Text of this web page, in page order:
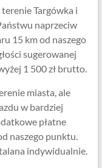
Targówka i
naprzeciw
15 km od naszego
sugerowanej
1 500 zł brutto.
miasta, ale
w bardziej
płatne
naszego punktu.
indywidualnie.